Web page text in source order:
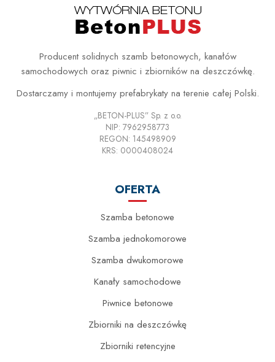
Producent solidnych szamb betonowych, kanałów
samochodowych oraz piwnic i zbiorników na deszczówkę.
Dostarczamy i montujemy prefabrykaty na terenie całej Polski.
„BETON-PLUS” Sp. z o.o.
NIP: 7962958773
REGON: 145498909
KRS: 0000408024
OFERTA
Szamba betonowe
Szamba jednokomorowe
Szamba dwukomorowe
Kanały samochodowe
Piwnice betonowe
Zbiorniki na deszczówkę
Zbiorniki retencyjne